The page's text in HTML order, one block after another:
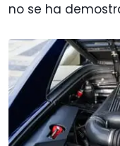
no se ha